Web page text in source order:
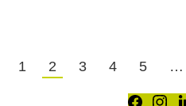
1 2 3 4 5 …